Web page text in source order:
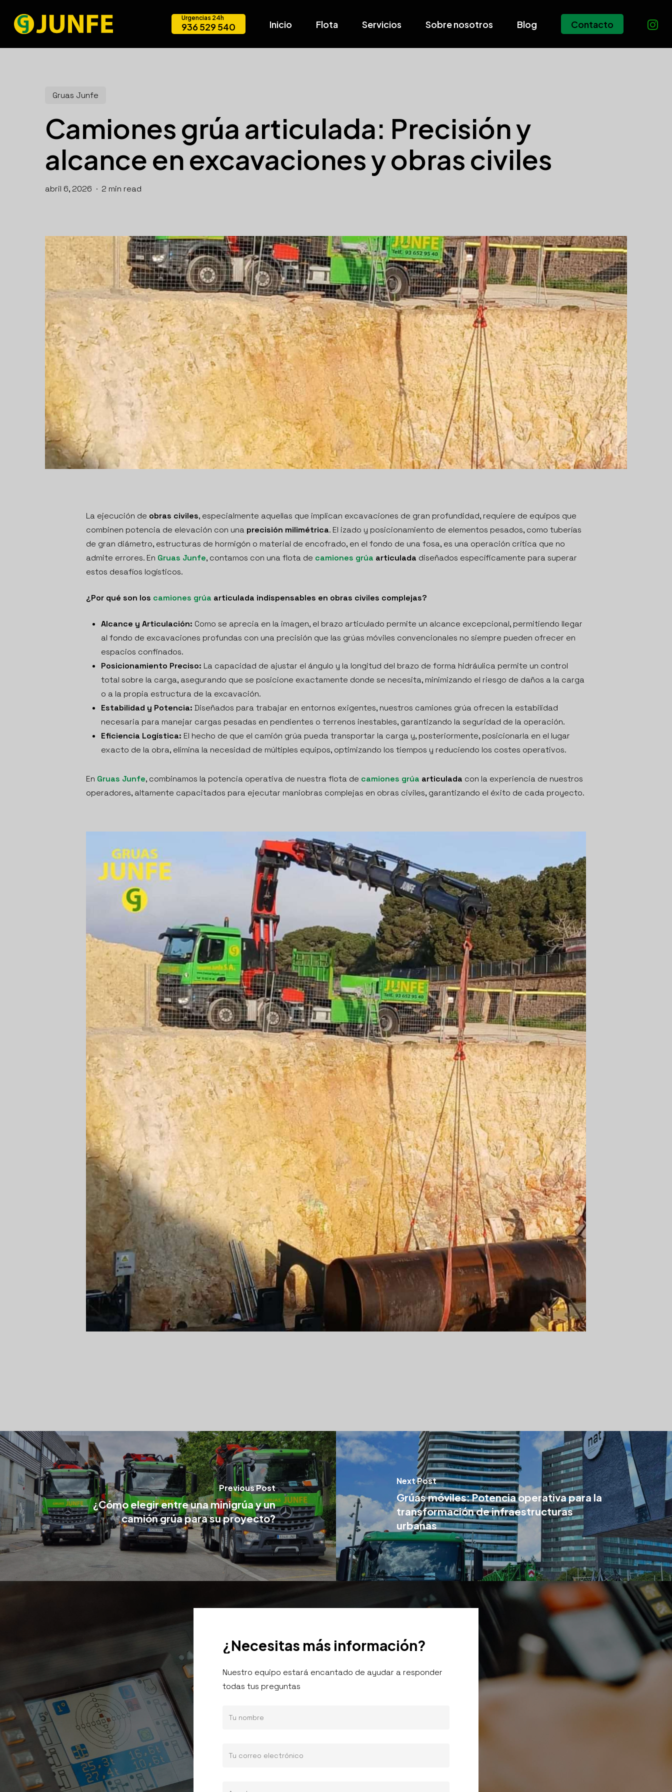
main
content
Urgencias 24h
936 529 540 Inicio Flota Servicios Sobre nosotros Blog Contacto
Gruas Junfe
Camiones grúa articulada: Precisión y
alcance en excavaciones y obras civiles
abril 6, 2026 2 min read
La ejecución de obras civiles, especialmente aquellas que implican excavaciones de gran profundidad, requiere de equipos que
combinen potencia de elevación con una precisión milimétrica. El izado y posicionamiento de elementos pesados, como tuberías
de gran diámetro, estructuras de hormigón o material de encofrado, en el fondo de una fosa, es una operación crítica que no
admite errores. En Gruas Junfe, contamos con una flota de camiones grúa articulada diseñados específicamente para superar
estos desafíos logísticos.
¿Por qué son los camiones grúa articulada indispensables en obras civiles complejas?
Alcance y Articulación: Como se aprecia en la imagen, el brazo articulado permite un alcance excepcional, permitiendo llegar
al fondo de excavaciones profundas con una precisión que las grúas móviles convencionales no siempre pueden ofrecer en
espacios confinados.
Posicionamiento Preciso: La capacidad de ajustar el ángulo y la longitud del brazo de forma hidráulica permite un control
total sobre la carga, asegurando que se posicione exactamente donde se necesita, minimizando el riesgo de daños a la carga
o a la propia estructura de la excavación.
Estabilidad y Potencia: Diseñados para trabajar en entornos exigentes, nuestros camiones grúa ofrecen la estabilidad
necesaria para manejar cargas pesadas en pendientes o terrenos inestables, garantizando la seguridad de la operación.
Eficiencia Logística: El hecho de que el camión grúa pueda transportar la carga y, posteriormente, posicionarla en el lugar
exacto de la obra, elimina la necesidad de múltiples equipos, optimizando los tiempos y reduciendo los costes operativos.
En Gruas Junfe, combinamos la potencia operativa de nuestra flota de camiones grúa articulada con la experiencia de nuestros
operadores, altamente capacitados para ejecutar maniobras complejas en obras civiles, garantizando el éxito de cada proyecto.
Previous Post
¿Cómo elegir entre una minigrúa y un
camión grúa para su proyecto?
Next Post
Grúas móviles: Potencia operativa para la
transformación de infraestructuras
urbanas
¿Necesitas más información?
Nuestro equipo estará encantado de ayudar a responder
todas tus preguntas